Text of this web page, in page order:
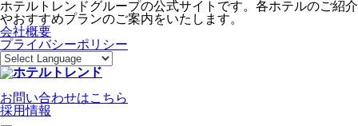
ホテルトレンドグループの公式サイトです。各ホテルのご紹介
やおすすめプランのご案内をいたします。
会社概要
プライバシーポリシー
お問い合わせはこちら
採用情報